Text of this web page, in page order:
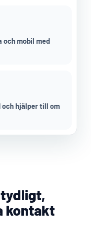
mobil med
och hjälper till om
kontakt